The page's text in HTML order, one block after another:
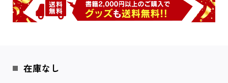
在庫なし